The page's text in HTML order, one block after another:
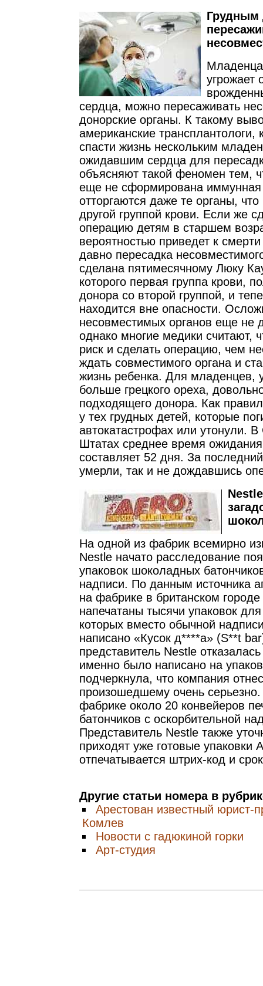
Грудным
угрожает
сердца, можно пересаживать
донорские органы. К такому
американские трансплантологи,
спасти жизнь нескольким
ожидавшим сердца для
объясняют такой феномен тем,
еще не сформирована иммунная
отторгаются даже те органы,
другой группой крови. Если же
операцию детям в старшем
вероятностью приведет к
давно пересадка
сделана пятимесячному Люку
которого первая группа крови,
донора со второй группой, и
находится вне опасности.
несовместимых органов еще не
однако многие медики считают,
риск и сделать операцию, чем
ждать совместимого органа и
жизнь ребенка. Для младенцев,
больше грецкого ореха,
подходящего донора. Как
у тех грудных детей, которые
автокатастрофах или утонули.
Штатах среднее время ожидания
составляет 52 дня. За
умерли, так и не дождавшись
На одной из фабрик всемирно
Nestle начато расследование
упаковок шоколадных
надписи. По данным источника
на фабрике в британском
напечатаны тысячи упаковок
которых вместо обычной
написано «Кусок д****а» (S**t
представитель Nestle
именно было написано на
подчеркнула, что компания
произошедшему очень
фабрике около 20 конвейеров
батончиков с оскорбительной
Представитель Nestle также
приходят уже готовые упаковки
отпечатывается штрих-код и
Другие статьи номера в
Арестован известный юрист-
Комлев
Новости с гадюкиной горки
Арт-студия